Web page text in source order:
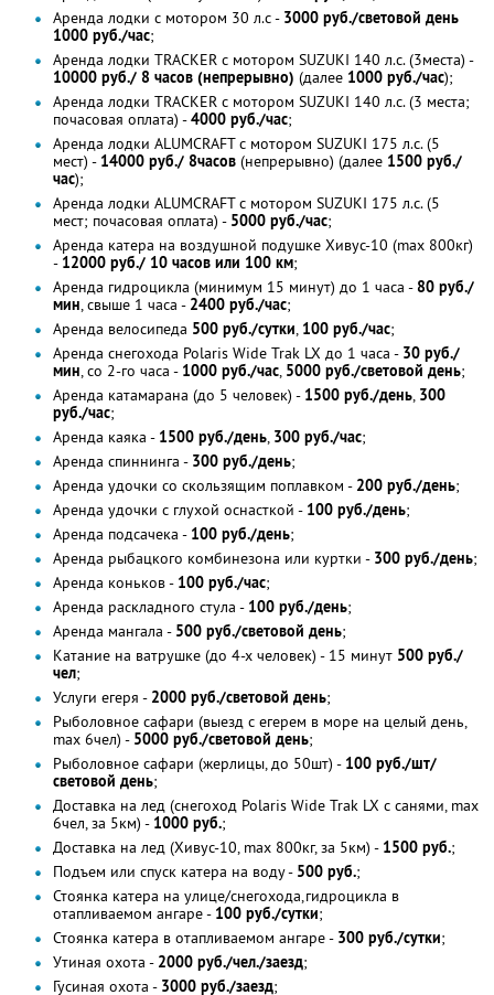
Аренда лодки с мотором 30 л.с - 3000 руб./световой день
1000 руб./час;
Аренда лодки TRACKER с мотором SUZUKI 140 л.с. (3места) -
10000 руб./ 8 часов (непрерывно) (далее 1000 руб./час);
Аренда лодки TRACKER с мотором SUZUKI 140 л.с. (3 места;
почасовая оплата) -4000 руб./час;
Аренда лодки ALUMCRAFT с мотором SUZUKI 175 л.с. (5
мест) - 14000 руб./ 8часов (непрерывно) (далее 1500 руб./
час);
Аренда лодки ALUMCRAFT с мотором SUZUKI 175 л.с. (5
мест; почасовая оплата) - 5000 руб./час;
Аренда катера на воздушной подушке Хивус-10 (max 800кг)
- 12000 руб./ 10 часов или 100 км;
Аренда гидроцикла (минимум 15 минут) до 1 часа - 80 руб./
мин, свыше 1 часа - 2400 руб./час;
Аренда велосипеда 500 руб./сутки, 100 руб./час;
Аренда снегохода Polaris Wide Trak LX до 1 часа - 30 руб./
мин, со 2-го часа - 1000 руб./час, 5000 руб./световой день;
Аренда катамарана (до 5 человек) - 1500 руб./день, 300
руб./час;
Аренда каяка - 1500 руб./день, 300 руб./час;
Аренда спиннинга - 300 руб./день;
Аренда удочки со скользящим поплавком - 200 руб./день;
Аренда удочки с глухой оснасткой - 100 руб./день;
Аренда подсачека - 100 руб./день;
Аренда рыбацкого комбинезона или куртки - 300 руб./день;
Аренда коньков - 100 руб./час;
Аренда раскладного стула - 100 руб./день;
Аренда мангала - 500 руб./световой день;
Катание на ватрушке (до 4-х человек) - 15 минут 500 руб./
чел;
Услуги егеря - 2000 руб./световой день;
Рыболовное сафари (выезд с егерем в море на целый день,
max 6чел) - 5000 руб./световой день;
Рыболовное сафари (жерлицы, до 50шт) - 100 руб./шт/
световой день;
Доставка на лед (снегоход Polaris Wide Trak LX с санями, max
6чел, за 5км) - 1000 руб.;
Доставка на лед (Хивус-10, max 800кг, за 5км) - 1500 руб.;
Подъем или спуск катера на воду - 500 руб.;
Стоянка катера на улице/снегохода,гидроцикла в
отапливаемом ангаре - 100 руб./сутки;
Стоянка катера в отапливаемом ангаре - 300 руб./сутки;
Утиная охота - 2000 руб./чел./заезд;
Гусиная охота - 3000 руб./заезд;